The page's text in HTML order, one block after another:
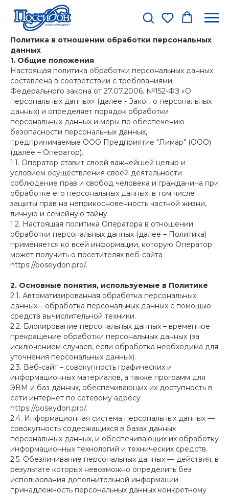
Политика в отношении обработки персональных
данных
1. Общие положения
Настоящая политика обработки персональных данных
составлена в соответствии с требованиями
Федерального закона от 27.07.2006. №152-ФЗ «О
персональных данных» (далее - Закон о персональных
данных) и определяет порядок обработки
персональных данных и меры по обеспечению
безопасности персональных данных,
предпринимаемые ООО Предприятие "Лимар" (ООО)
(далее – Оператор).
1.1. Оператор ставит своей важнейшей целью и
условием осуществления своей деятельности
соблюдение прав и свобод человека и гражданина при
обработке его персональных данных, в том числе
защиты прав на неприкосновенность частной жизни,
личную и семейную тайну.
1.2. Настоящая политика Оператора в отношении
обработки персональных данных (далее – Политика)
применяется ко всей информации, которую Оператор
может получить о посетителях веб-сайта
https://poseydon.pro/.
2. Основные понятия, используемые в Политике
2.1. Автоматизированная обработка персональных
данных – обработка персональных данных с помощью
средств вычислительной техники.
2.2. Блокирование персональных данных – временное
прекращение обработки персональных данных (за
исключением случаев, если обработка необходима для
уточнения персональных данных).
2.3. Веб-сайт – совокупность графических и
информационных материалов, а также программ для
ЭВМ и баз данных, обеспечивающих их доступность в
сети интернет по сетевому адресу
https://poseydon.pro/.
2.4. Информационная система персональных данных —
совокупность содержащихся в базах данных
персональных данных, и обеспечивающих их обработку
информационных технологий и технических средств.
2.5. Обезличивание персональных данных — действия, в
результате которых невозможно определить без
использования дополнительной информации
принадлежность персональных данных конкретному